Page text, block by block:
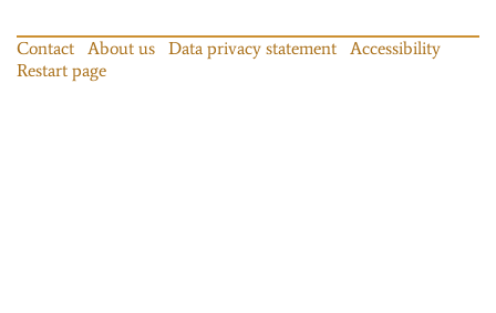
Contact About us Data privacy statement
Accessibility
Restart page